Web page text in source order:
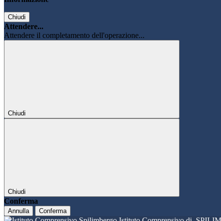
Chiudi
Attendere...
Attendere il completamento dell'operazione...
Chiudi
Chiudi
Conferma
Annulla Conferma